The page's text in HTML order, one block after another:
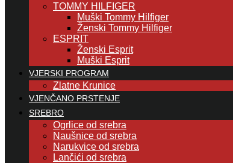
TOMMY HILFIGER
Muški Tommy Hilfiger
Ženski Tommy Hilfiger
ESPRIT
Ženski Esprit
Muški Esprit
VJERSKI PROGRAM
Zlatne Krunice
VJENČANO PRSTENJE
SREBRO
Ogrlice od srebra
Naušnice od srebra
Narukvice od srebra
Lančići od srebra